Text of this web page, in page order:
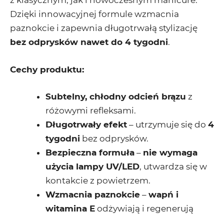
Dzięki innowacyjnej formule wzmacnia
paznokcie i zapewnia długotrwałą stylizację
bez odprysków nawet do 4 tygodni.
Cechy produktu:
Subtelny, chłodny odcień brązu z
różowymi refleksami.
Długotrwały efekt – utrzymuje się do 4
tygodni bez odprysków.
Bezpieczna formuła – nie wymaga
użycia lampy UV/LED, utwardza się w
kontakcie z powietrzem.
Wzmacnia paznokcie – wapń i
witamina E odżywiają i regenerują